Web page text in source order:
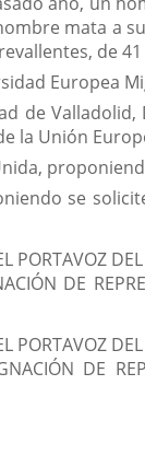
mata a
de
Europea
de
la Unión
se
PORTAVOZ
DE
PORTAVOZ
DE